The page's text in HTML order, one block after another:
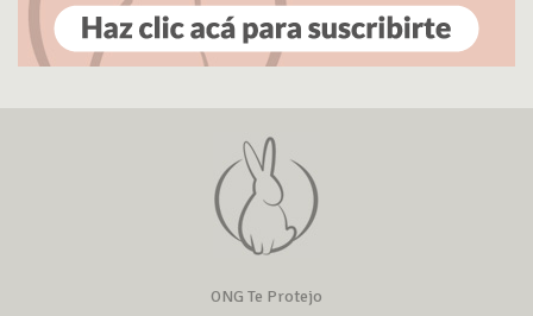
ONG Te Protejo